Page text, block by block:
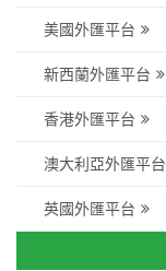
美國外匯平台
新西蘭外匯平台
香港外匯平台
澳大利亞外匯平台
英國外匯平台